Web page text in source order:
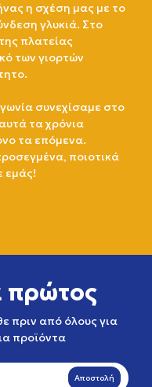
η σχέση μας με το
γλυκιά. Στο
πλατείας
των γιορτών
συνεχίσαμε στο
τα χρόνια
τα επόμενα.
ποιοτικά
εμάς!
πρώτος
πριν από όλους για
προϊόντα
Αποστολή